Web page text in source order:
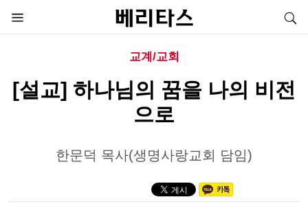
교계/교회
[설교] 하나님의 꿈을 나의 비전
으로
한문덕 목사(생명사랑교회 담임)